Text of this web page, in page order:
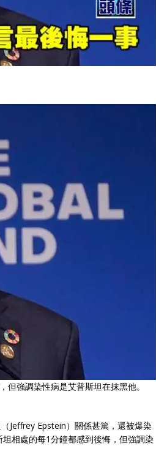
強調染性病是艾普斯坦在抹黑他。
Jeffrey Epstein）關係甚篤，還被爆染
相處的每1分鐘都感到後悔，但強調染